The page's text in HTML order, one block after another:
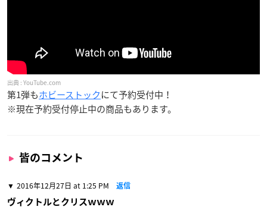
YouTube.com
第1弾もホビーストックにて予約受付中！
※現在予約受付停止中の商品もあります。
皆のコメント
2016年12月27日 at 1:25 PM 返信
ヴィクトルとクリスｗｗｗ